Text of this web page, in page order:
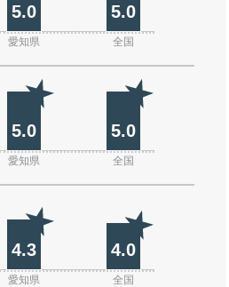
5.0 5.0
愛知県 全国
5.0 5.0
愛知県 全国
4.3 4.0
愛知県 全国